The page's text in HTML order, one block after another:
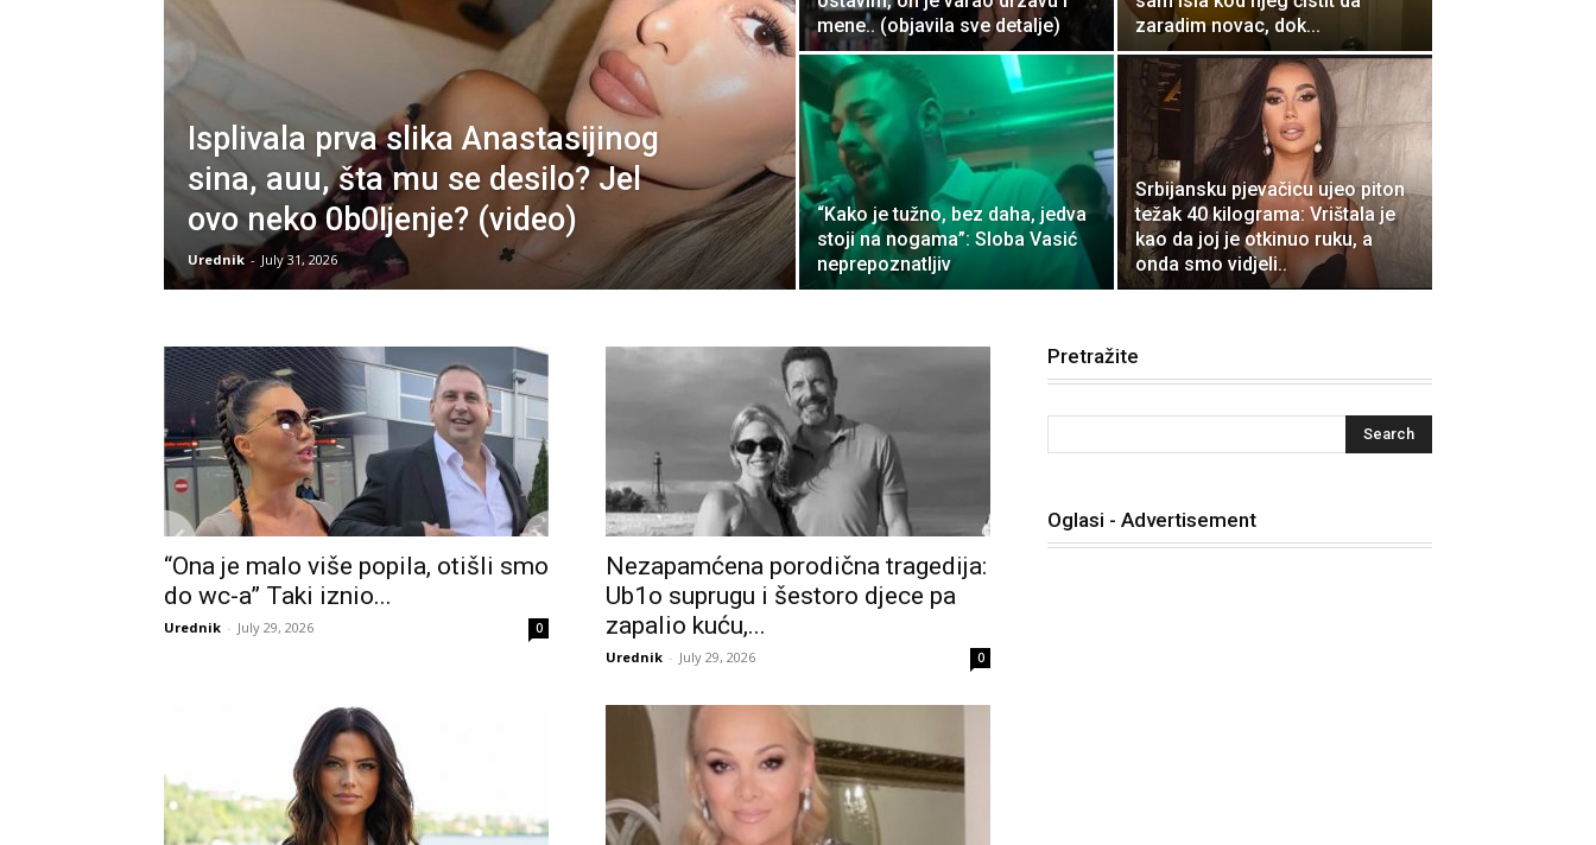
Isplivala prva slika Anastasijinog
sina, auu, šta mu se desilo? Jel
ovo neko 0b0Ijenje? (video)
Urednik - July 31, 2026
mene.. (objavila sve detalje)
zaradim novac, dok...
“Kako je tužno, bez daha, jedva
stoji na nogama”: Sloba Vasić
neprepoznatljiv
Srbijansku pjevačicu ujeo piton
težak 40 kilograma: VrištaIa je
kao da joj je otkinuo ruku, a
onda smo vidjeli..
“Ona je malo više popila, otišli smo
do wc-a” Taki iznio...
Urednik - July 29, 2026 0
Nezapamćena porodična tragedija:
Ub1o suprugu i šestoro djece pa
zapalio kuću,...
Urednik - July 29, 2026 0
Pretražite
Oglasi - Advertisement